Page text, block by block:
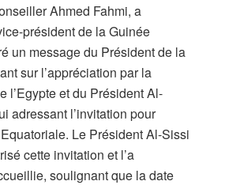
Ahmed Fahmi, a
président de la Guinée
un message du Président de la
sur l’appréciation par la
l’Egypte et du Président Al-
adressant l’invitation pour
Le Président Al-Sissi
cette invitation et l’a
soulignant que la date